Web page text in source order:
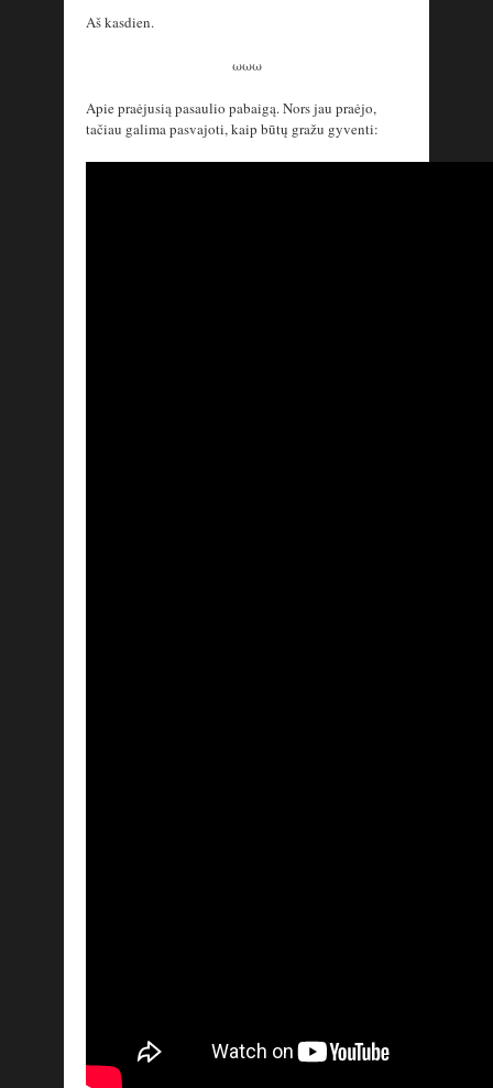
Aš kasdien.
ωωω
Apie praėjusią pasaulio pabaigą. Nors jau praėjo,
tačiau galima pasvajoti, kaip būtų gražu gyventi: